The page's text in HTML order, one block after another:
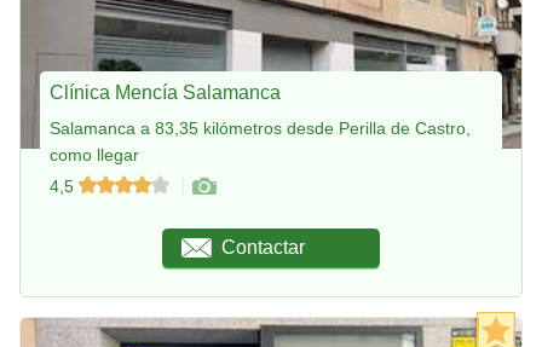
Clínica Mencía Salamanca
Salamanca a 83,35 kilómetros desde Perilla de Castro,
como llegar
4,5
Contactar